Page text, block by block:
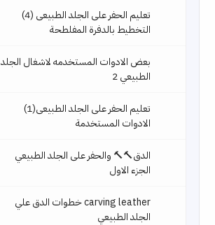
تعليم الحفر على الجلد الطبيعى (4)
التخطيط بالدفرة المفلطحة
بعض الادوات المستخدمه لاشغال الجلد
الطبيعي 2
تعليم الحفر على الجلد الطبيعى(1)
الادوات المستخدمة
الدق🔨🔨 والحفر على الجلد الطبيعي
الجزء الاول
carving leather خطوات الدق علي
الجلد الطبيعي